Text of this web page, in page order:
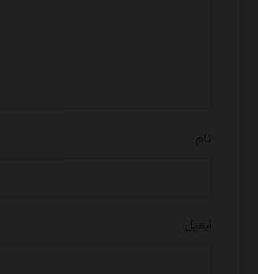
نام
ایمیل